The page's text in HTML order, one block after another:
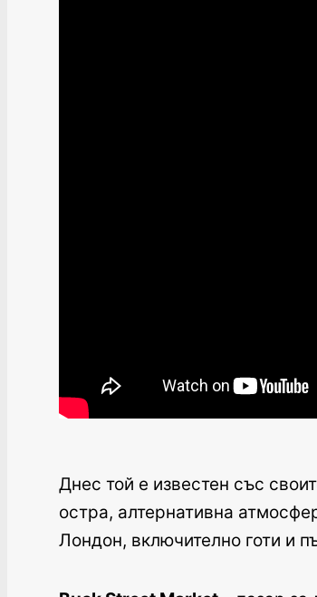
Днес той е известен със
остра, алтернативна
Лондон, включително готи и